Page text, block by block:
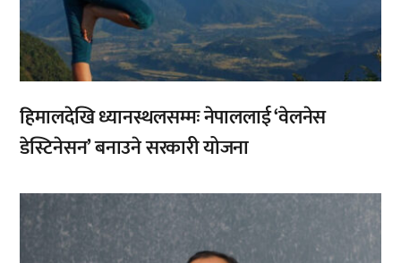
हिमालदेखि ध्यानस्थलसम्मः नेपाललाई ‘वेलनेस
डेस्टिनेसन’ बनाउने सरकारी योजना